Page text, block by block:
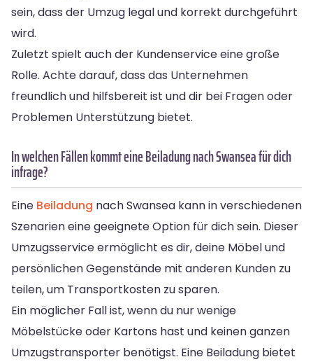
sein, dass der Umzug legal und korrekt durchgeführt
wird.
Zuletzt spielt auch der Kundenservice eine große
Rolle. Achte darauf, dass das Unternehmen
freundlich und hilfsbereit ist und dir bei Fragen oder
Problemen Unterstützung bietet.
In welchen Fällen kommt eine Beiladung nach Swansea für dich
infrage?
Eine Beiladung nach Swansea kann in verschiedenen
Szenarien eine geeignete Option für dich sein. Dieser
Umzugsservice ermöglicht es dir, deine Möbel und
persönlichen Gegenstände mit anderen Kunden zu
teilen, um Transportkosten zu sparen.
Ein möglicher Fall ist, wenn du nur wenige
Möbelstücke oder Kartons hast und keinen ganzen
Umzugstransporter benötigst. Eine Beiladung bietet